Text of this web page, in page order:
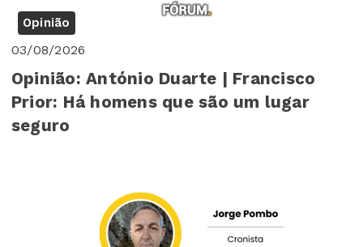
Opinião
03/08/2026
Opinião: António Duarte | Francisco
Prior: Há homens que são um lugar
seguro